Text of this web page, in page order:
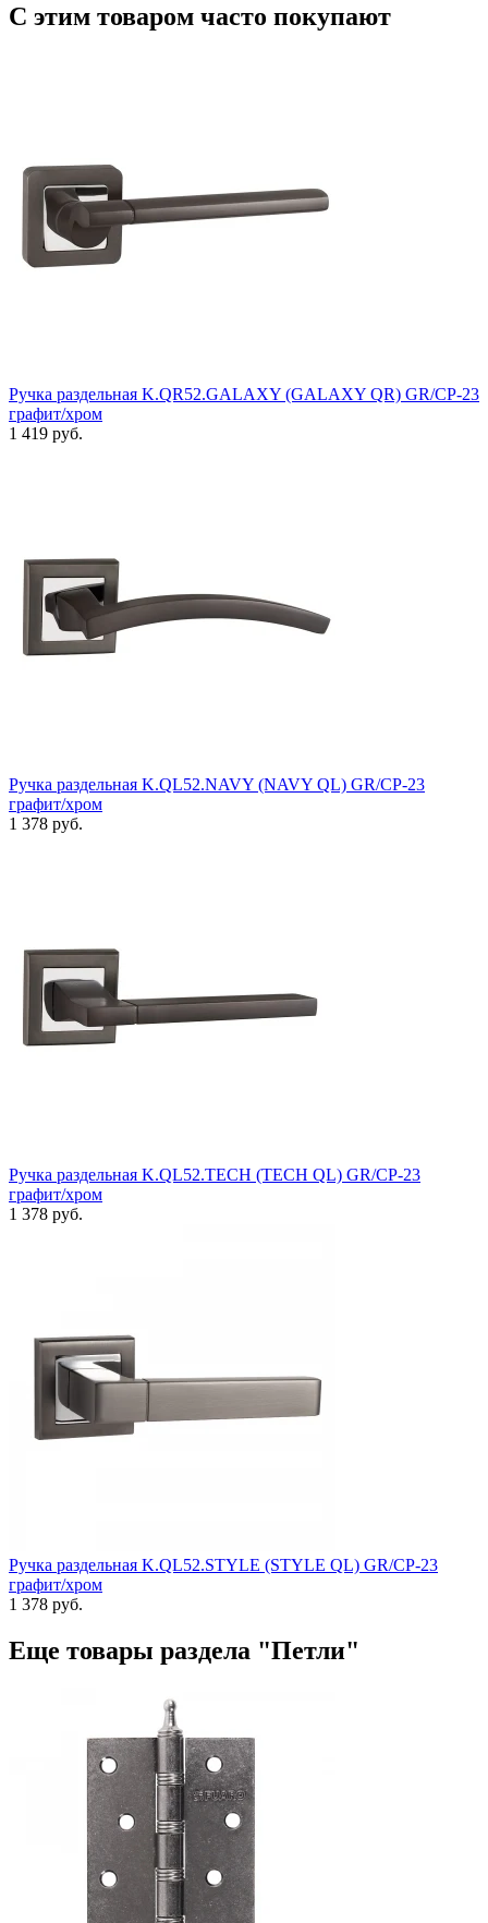
С этим товаром часто покупают
Ручка раздельная K.QR52.GALAXY (GALAXY QR) GR/CP-23
графит/хром
1 419 руб.
Ручка раздельная K.QL52.NAVY (NAVY QL) GR/CP-23
графит/хром
1 378 руб.
Ручка раздельная K.QL52.TECH (TECH QL) GR/CP-23
графит/хром
1 378 руб.
Ручка раздельная K.QL52.STYLE (STYLE QL) GR/CP-23
графит/хром
1 378 руб.
Еще товары раздела "Петли"